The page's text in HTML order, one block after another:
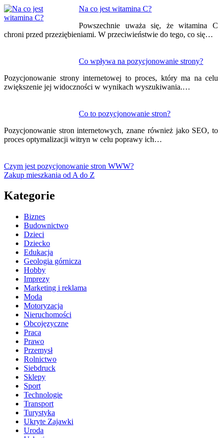
Na co jest witamina C?
Powszechnie uważa się, że witamina C
chroni przed przeziębieniami. W przeciwieństwie do tego, co się…
Co wpływa na pozycjonowanie strony?
Pozycjonowanie strony internetowej to proces, który ma na celu
zwiększenie jej widoczności w wynikach wyszukiwania.…
Co to pozycjonowanie stron?
Pozycjonowanie stron internetowych, znane również jako SEO, to
proces optymalizacji witryn w celu poprawy ich…
Czym jest pozycjonowanie stron WWW?
Zakup mieszkania od A do Z
Kategorie
Biznes
Budownictwo
Dzieci
Dziecko
Edukacja
Geologia górnicza
Hobby
Imprezy
Marketing i reklama
Moda
Motoryzacja
Nieruchomości
Obcojęzyczne
Praca
Prawo
Przemysł
Rolnictwo
Siebdruck
Sklepy
Sport
Technologie
Transport
Turystyka
Ukryte Zajawki
Uroda